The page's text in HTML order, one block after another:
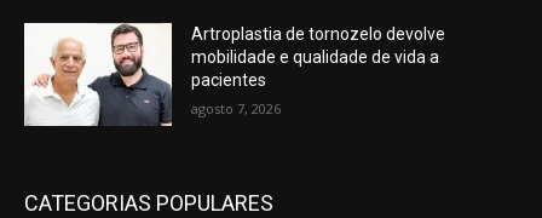
Artroplastia de tornozelo devolve
mobilidade e qualidade de vida a
pacientes
agosto 7, 2026
CATEGORIAS POPULARES